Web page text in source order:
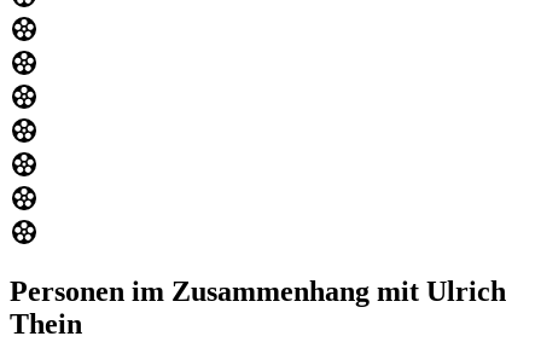
Personen im Zusammenhang mit Ulrich
Thein